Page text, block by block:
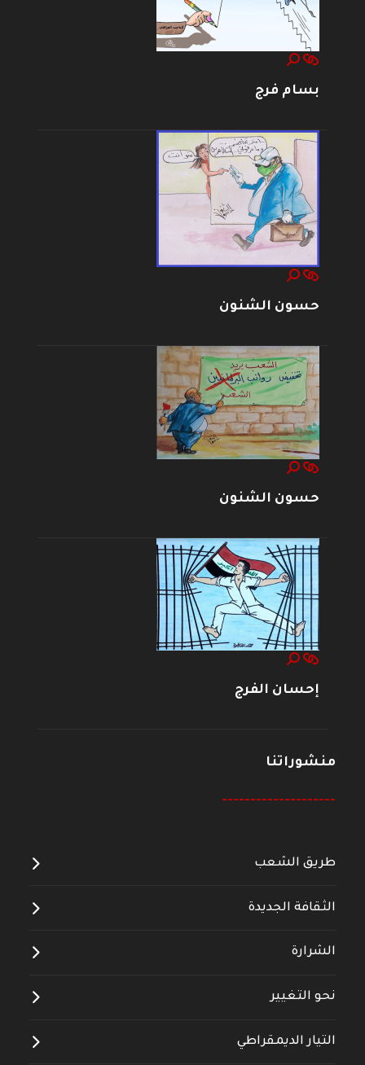
بسام فرج
حسون الشنون
حسون الشنون
إحسان الفرج
منشوراتنا
--------------------
طريق الشعب
الثقافة الجديدة
الشرارة
نحو التغيير
التيار الديمقراطي